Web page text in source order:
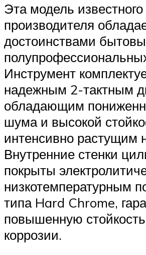
Эта модель известного
производителя
достоинствами
Инструмент
надежным 2-тактным
обладающим
шума и высокой
интенсивно растущим
Внутренние стенки
покрыты
низкотемпературным
типа Hard Chrome,
повышенную стойкость
коррозии.